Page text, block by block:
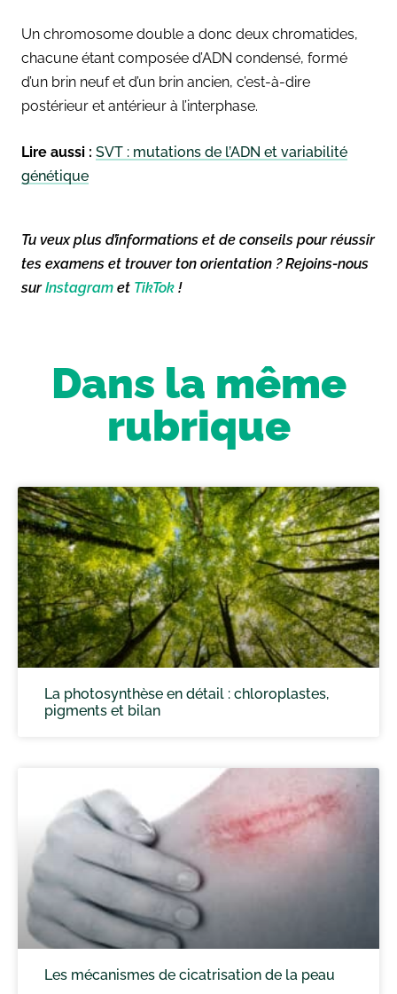
Un chromosome double a donc deux chromatides,
chacune étant composée d’ADN condensé, formé
d’un brin neuf et d’un brin ancien, c’est-à-dire
postérieur et antérieur à l’interphase.
Lire aussi : SVT : mutations de l’ADN et variabilité
génétique
Tu veux plus d’informations et de conseils pour réussir
tes examens et trouver ton orientation ? Rejoins-nous
surInstagram et TikTok !
Dans la même
rubrique
La photosynthèse en détail : chloroplastes,
pigments et bilan
Les mécanismes de cicatrisation de la peau